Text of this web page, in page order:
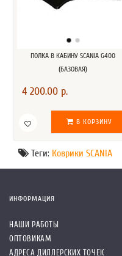
ПОЛКА В КАБИНУ SCANIA G400
(БАЗОВАЯ)
4 200.00 р.
В КОРЗИНУ
Теги: Коврики SCANIA
ИНФОРМАЦИЯ
НАШИ РАБОТЫ
ОПТОВИКАМ
АДРЕСА ДИЛЛЕРСКИХ ТОЧЕК